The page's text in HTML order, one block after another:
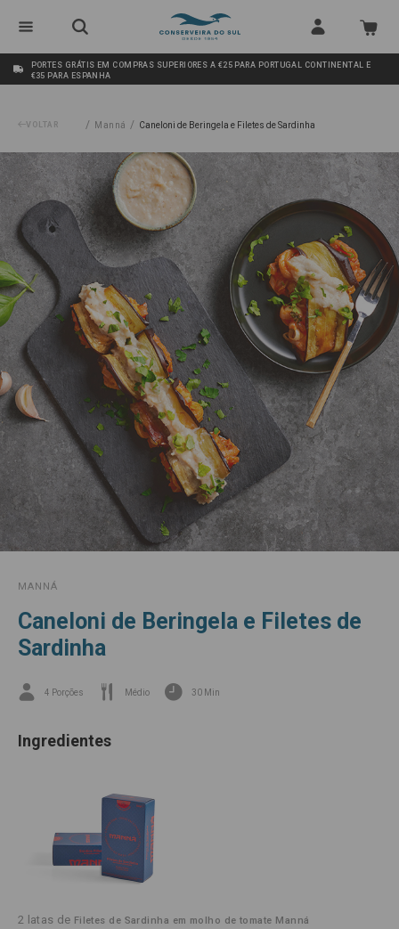
PORTES GRÁTIS EM COMPRAS SUPERIORES A €25 PARA PORTUGAL CONTINENTAL E
€35 PARA ESPANHA
VOLTAR / Manná / Caneloni de Beringela e Filetes de Sardinha
MANNÁ
Caneloni de Beringela e Filetes de
Sardinha
4 Porções Médio 30 Min
Ingredientes
2 latas de Filetes de Sardinha em molho de tomate Manná